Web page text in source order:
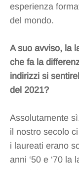
esperienza
del mondo.
A suo avviso, la
che fa la
indirizzi si
del 2021?
Assolutamente
il nostro secolo
i laureati erano
anni ‘50 e ‘70 la